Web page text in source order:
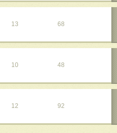
13 68
10 48
12 92